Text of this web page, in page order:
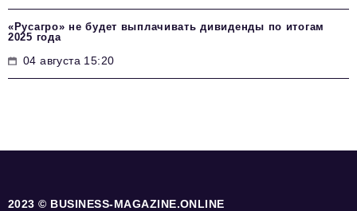
«Русагро» не будет выплачивать дивиденды по итогам
2025 года
04 августа 15:20
2023 © BUSINESS-MAGAZINE.ONLINE